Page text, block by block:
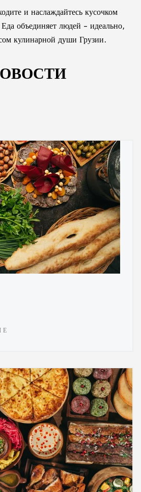
и наслаждайтесь кусочком
объединяет людей – идеально,
кулинарной души Грузии.